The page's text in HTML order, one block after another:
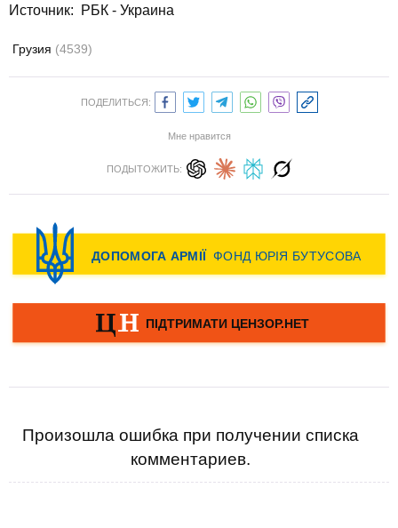
Источник: РБК - Украина
Грузия (4539)
ПОДЕЛИТЬСЯ:
Мне нравится
ПОДЫТОЖИТЬ:
Произошла ошибка при получении списка
комментариев.